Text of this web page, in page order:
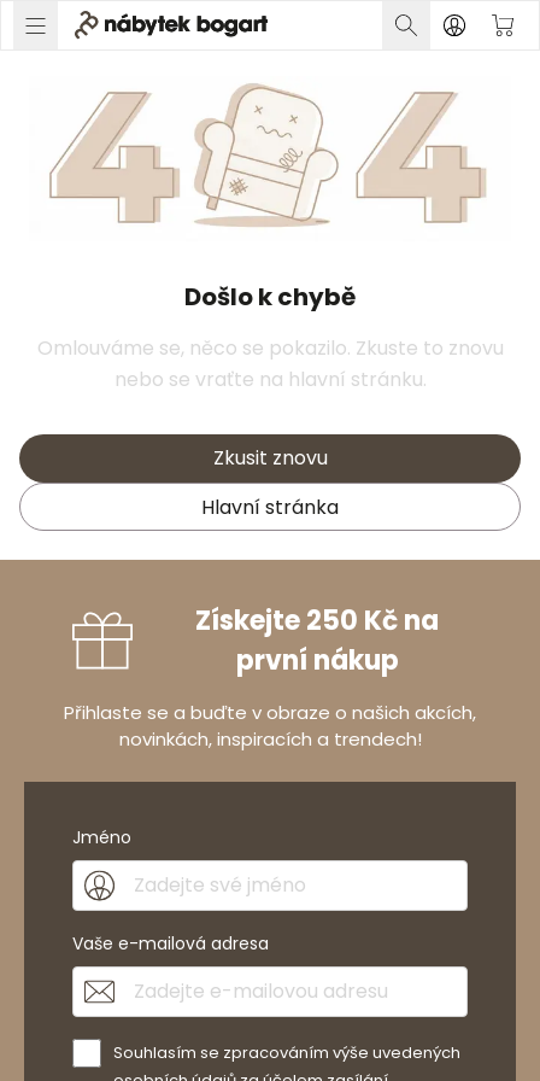
Došlo k chybě
Omlouváme se, něco se pokazilo. Zkuste to znovu
nebo se vraťte na hlavní stránku.
Zkusit znovu
Hlavní stránka
Získejte 250 Kč na
první nákup
Přihlaste se a buďte v obraze o našich akcích,
novinkách, inspiracích a trendech!
Jméno
Vaše e-mailová adresa
Souhlasím se zpracováním výše uvedených